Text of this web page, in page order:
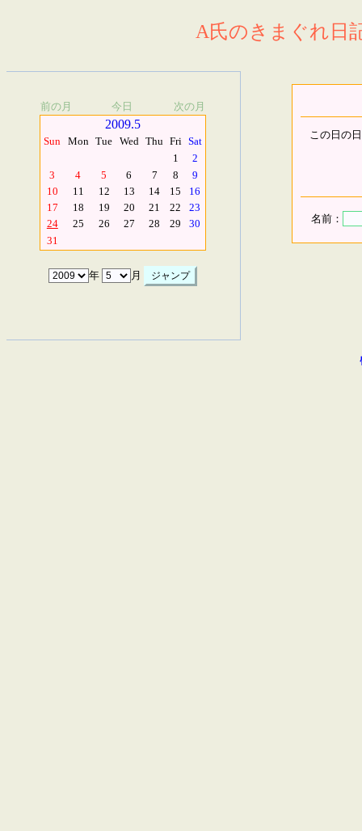
A氏のきまぐれ日
前の月 今日 次の月
2009.5
Sun Mon Tue Wed Thu Fri Sat
1
2
3
4 5 6 7 8
9
10
11 12 13 14 15
16
17
18 19 20 21 22
23
24
25 26 27 28 29
30
31
年 月
この日の
名前：